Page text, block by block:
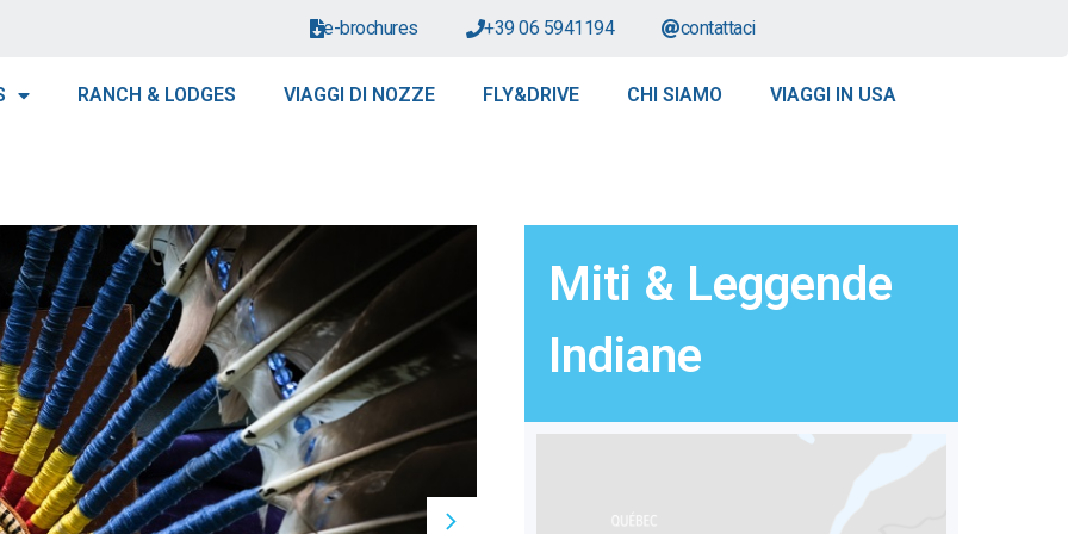
e-brochures +39 06 5941194 contattaci
RANCH & LODGES VIAGGI DI NOZZE FLY&DRIVE CHI SIAMO VIAGGI IN USA
Miti & Leggende
Indiane